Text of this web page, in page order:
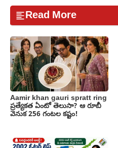
Read More
Aamir khan gauri spratt ring
ప్రత్యేకత ఏంటో తెలుసా? ఆ రూబీ
వెనుక 256 గంటల కష్టం!